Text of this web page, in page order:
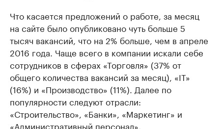
Что касается предложений о работе, за месяц
на сайте было опубликовано чуть больше 5
тысяч вакансий, что на 2% больше, чем в апреле
2016 года. Чаще всего в компании искали себе
сотрудников в сферах «Торговля» (37% от
общего количества вакансий за месяц), «IT»
(16%) и «Производство» (11%). Далее по
популярности следуют отрасли:
«Строительство», «Банки», «Маркетинг» и
«Административный персонал».